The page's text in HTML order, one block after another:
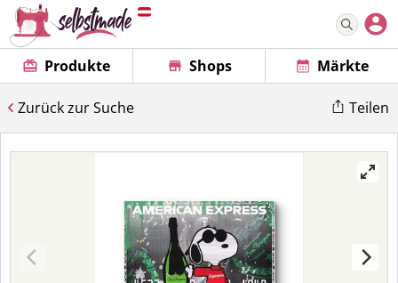
Produkte Shops Märkte
Zurück zur Suche Teilen